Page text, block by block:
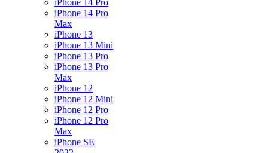
iPhone 14 Pro
iPhone 14 Pro
Max
iPhone 13
iPhone 13 Mini
iPhone 13 Pro
iPhone 13 Pro
Max
iPhone 12
iPhone 12 Mini
iPhone 12 Pro
iPhone 12 Pro
Max
iPhone SE